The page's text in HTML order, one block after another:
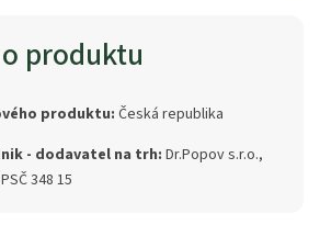
produktu
produktu: Česká republika
- dodavatel na trh: Dr.Popov s.r.o.,
348 15